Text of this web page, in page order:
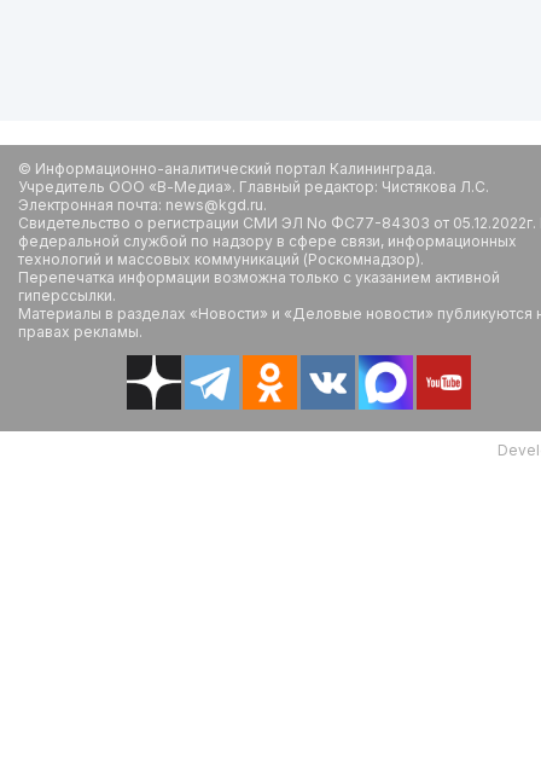
© Информационно-аналитический портал Калининграда.
Учредитель ООО «В-Медиа». Главный редактор: Чистякова Л.С.
Электронная почта: news@kgd.ru.
Свидетельство о регистрации СМИ ЭЛ No ФС77-84303 от
федеральной службой по надзору в сфере связи, информационных
технологий и массовых коммуникаций (Роскомнадзор).
Перепечатка информации возможна только с указанием активной
гиперссылки.
Материалы в разделах «Новости» и «Деловые новости» публикуются
правах рекламы.